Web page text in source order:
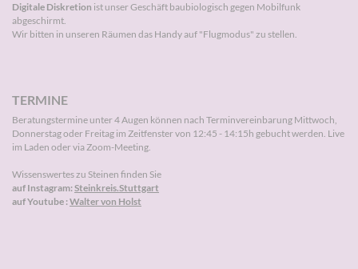
Digitale Diskretion ist unser Geschäft baubiologisch gegen Mobilfunk
abgeschirmt.
Wir bitten in unseren Räumen das Handy auf "Flugmodus" zu stellen.
TERMINE
Beratungstermine unter 4 Augen können nach Terminvereinbarung Mittwoch,
Donnerstag oder Freitag im Zeitfenster von 12:45 - 14:15h gebucht werden. Live
im Laden oder via Zoom-Meeting.
Wissenswertes zu Steinen finden Sie
auf Instagram:Steinkreis.Stuttgart
auf Youtube :Walter von Holst